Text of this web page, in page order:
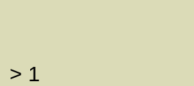
> 1